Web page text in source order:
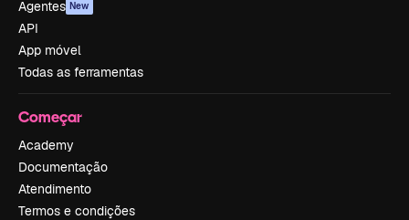
Agentes New
API
App móvel
Todas as ferramentas
Começar
Academy
Documentação
Atendimento
Termos e condições